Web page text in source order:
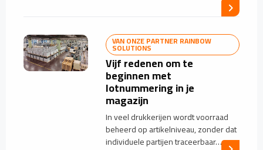
VAN ONZE PARTNER RAINBOW
SOLUTIONS
Vijf redenen om te
beginnen met
lotnummering in je
magazijn
In veel drukkerijen wordt voorraad
beheerd op artikelniveau, zonder dat
individuele partijen traceerbaar…